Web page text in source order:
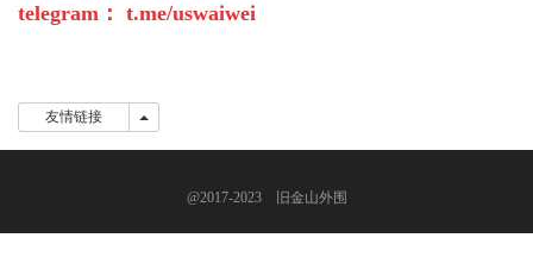
telegram： t.me/uswaiwei
友情链接 友情链接
@2017-2023 旧金山外围